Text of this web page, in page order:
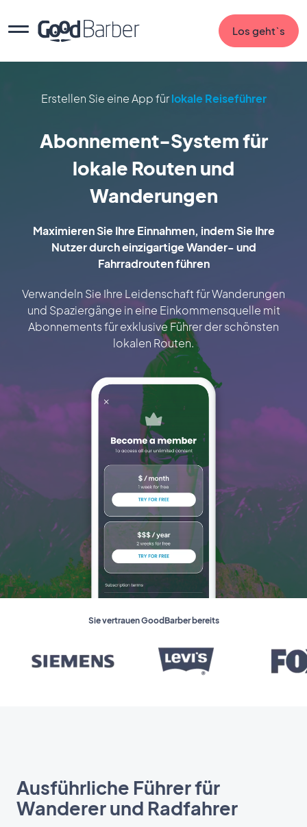
Los geht`s
Erstellen Sie eine App fürlokale Reiseführer
Abonnement-System für
lokale Routen und
Wanderungen
Maximieren Sie Ihre Einnahmen, indem Sie Ihre
Nutzer durch einzigartige Wander- und
Fahrradrouten führen
Verwandeln Sie Ihre Leidenschaft für Wanderungen
und Spaziergänge in eine Einkommensquelle mit
Abonnements für exklusive Führer der schönsten
lokalen Routen.
Sie vertrauen GoodBarber bereits
Ausführliche Führer für
Wanderer und Radfahrer